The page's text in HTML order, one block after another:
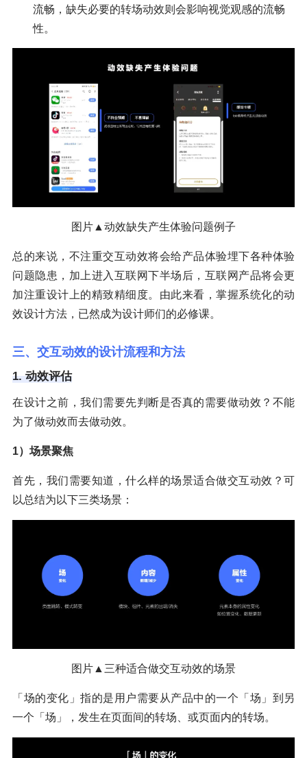
流畅，缺失必要的转场动效则会影响视觉观感的流畅
性。
图片▲动效缺失产生体验问题例子
总的来说，不注重交互动效将会给产品体验埋下各种体验
问题隐患，加上进入互联网下半场后，互联网产品将会更
加注重设计上的精致精细度。由此来看，掌握系统化的动
效设计方法，已然成为设计师们的必修课。
三、交互动效的设计流程和方法
1. 动效评估
在设计之前，我们需要先判断是否真的需要做动效？不能
为了做动效而去做动效。
1）场景聚焦
首先，我们需要知道，什么样的场景适合做交互动效？可
以总结为以下三类场景：
图片▲三种适合做交互动效的场景
「场的变化」指的是用户需要从产品中的一个「场」到另
一个「场」，发生在页面间的转场、或页面内的转场。